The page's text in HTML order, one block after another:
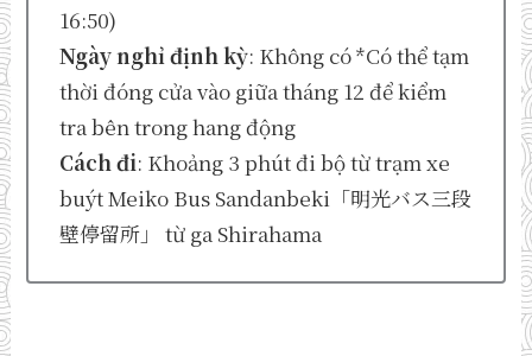
16:50)
Ngày nghỉ định kỳ: Không có *Có thể tạm
thời đóng cửa vào giữa tháng 12 để kiểm
tra bên trong hang động
Cách đi: Khoảng 3 phút đi bộ từ trạm xe
buýt Meiko Bus Sandanbeki「明光バス三段
壁停留所」 từ ga Shirahama